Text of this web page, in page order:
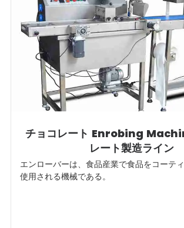
チョコレート Enrobing
レート製造ライン
エンローバーは、食品産業で食品をコーテ
使用される機械である。